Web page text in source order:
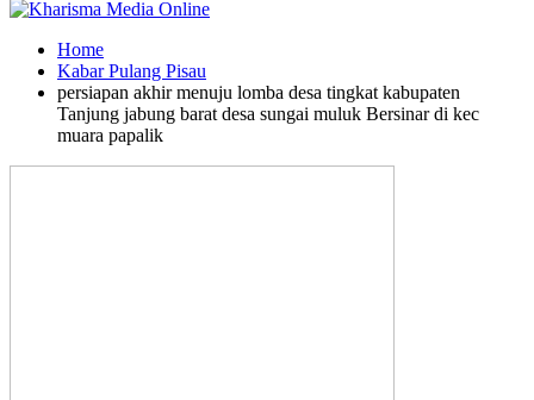
Home
Kabar Pulang Pisau
persiapan akhir menuju lomba desa tingkat kabupaten
Tanjung jabung barat desa sungai muluk Bersinar di kec
muara papalik